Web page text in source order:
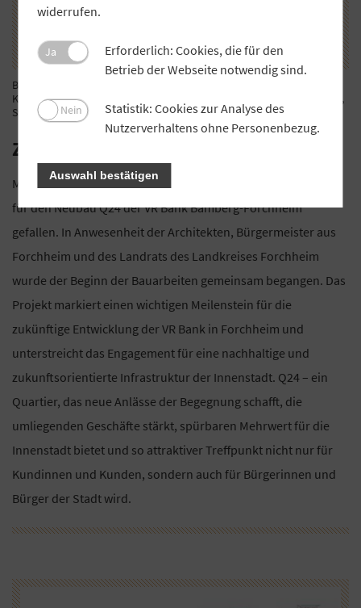
Beim Spatenstich: Udo Schönfelder (v. l.), Alexander Brehm, Dr. Uwe
Kirschstein, Dr. Hermann Ulm, Joachim Hausner, Dr. Annette Prechtel,
Sven Müller und Mathias Jansche.Foto: VR Bank Bamberg-Forchheim
Zukunftsorientierte Infrastruktur
Mit dem feierlichen Spatenstich ist der offizielle Startschuss
für den Neubau Q24 der VR Bank Bamberg-Forchheim
gefallen. In Anwesenheit der Architekten, Bürgermeister aus
Forchheim und des Landrats des Landkreises Forchheim
wurde der Beginn der Bauarbeiten gemeinsam begangen. Das
Projekt markiert einen wichtigen Meilenstein für die
zukünftige Entwicklung der VR Bank in Forchheim und
unterstreicht das Engagement für eine nachhaltige und
zukunftsorientierte Infrastruktur der Innenstadt. Q24 – ein
Quartier, das neue Anlässe der Begegnung schafft, die
umliegenden Geschäfte stärkt, spürbaren Mehrwert für die
Innenstadt bietet und so attraktiver Treffpunkt nicht nur für
Kundinnen und Kunden, sondern auch für Bürgerinnen und
Bürger der Stadt wird.
widerrufen.
Ja
Erforderlich: Cookies, die für den
Betrieb der Webseite notwendig sind.
Nein
Statistik: Cookies zur Analyse des
Nutzerverhaltens ohne Personenbezug.
Auswahl bestätigen